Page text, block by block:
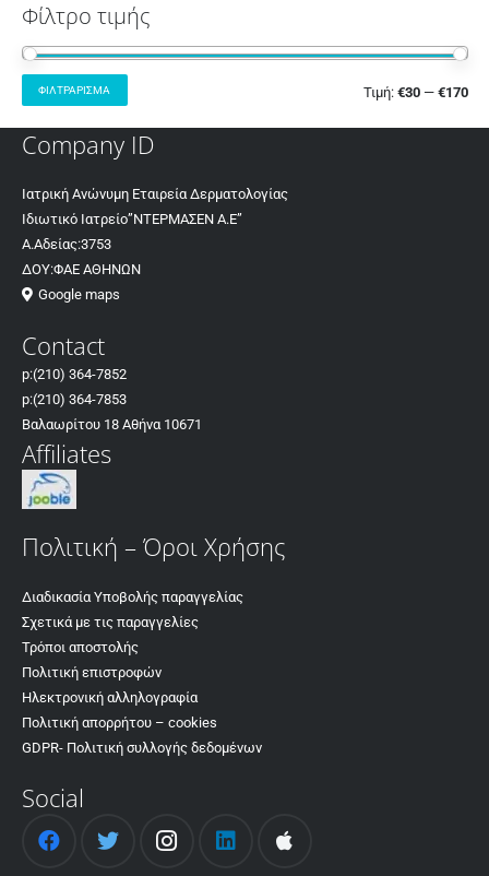
Φίλτρο τιμής
ΦΙΛΤΡΆΡΙΣΜΑ Τιμή: €30— €170
Company ID
Ιατρική Ανώνυμη Εταιρεία Δερματολογίας
Ιδιωτικό Ιατρείο”ΝΤΕΡΜΑΣΕΝ Α.Ε”
Α.Αδείας:3753
ΔΟΥ:ΦΑΕ ΑΘΗΝΩΝ
Google maps
Contact
p:(210) 364-7852
p:(210) 364-7853
Βαλαωρίτου 18 Αθήνα 10671
Affiliates
Πολιτική – Όροι Χρήσης
Διαδικασία Υποβολής παραγγελίας
Σχετικά με τις παραγγελίες
Τρόποι αποστολής
Πολιτική επιστροφών
Ηλεκτρονική αλληλογραφία
Πολιτική απορρήτου – cookies
GDPR- Πολιτική συλλογής δεδομένων
Social